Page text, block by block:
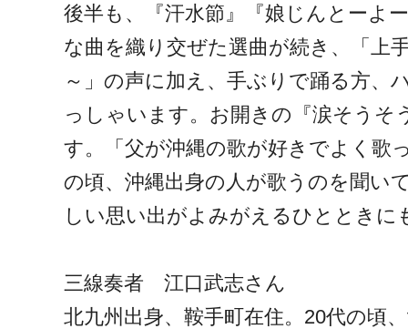
後半も、『汗水節』『娘じんとーよ
な曲を織り交ぜた選曲が続き、「上
～」の声に加え、手ぶりで踊る方、
っしゃいます。お開きの『涙そうそ
す。「父が沖縄の歌が好きでよく歌
の頃、沖縄出身の人が歌うのを聞い
しい思い出がよみがえるひとときに
三線奏者 江口武志さん
北九州出身、鞍手町在住。20代の頃